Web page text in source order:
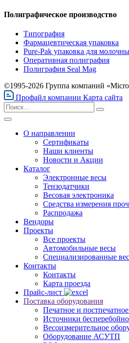
Полиграфическое производство
Типография
Фармацевтическая упаковка
Pure-Pak упаковка для
Оперативная полиграфия
Полиграфия Seal Mag
©1995-2026 Группа компаний
Профайл компании Карта сайта
О направлении
Сертификаты
Наши клиенты
Новости и Акции
Каталог
Электронные весы
Тензодатчики
Весовая электроника
Средства измерения
Распродажа
Вендоры
Проекты
Все проекты
Автомобильные весы
Специализированные
Контакты
Контакты
Карта проезда
Прайс-лист
Поставка оборудования
Печатное и
Источники
Весоизмерительное
Оборудование АСУТП